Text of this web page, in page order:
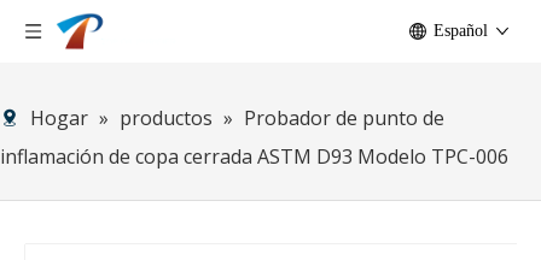
Español
Hogar » productos » Probador de punto de
inflamación de copa cerrada ASTM D93 Modelo TPC-006